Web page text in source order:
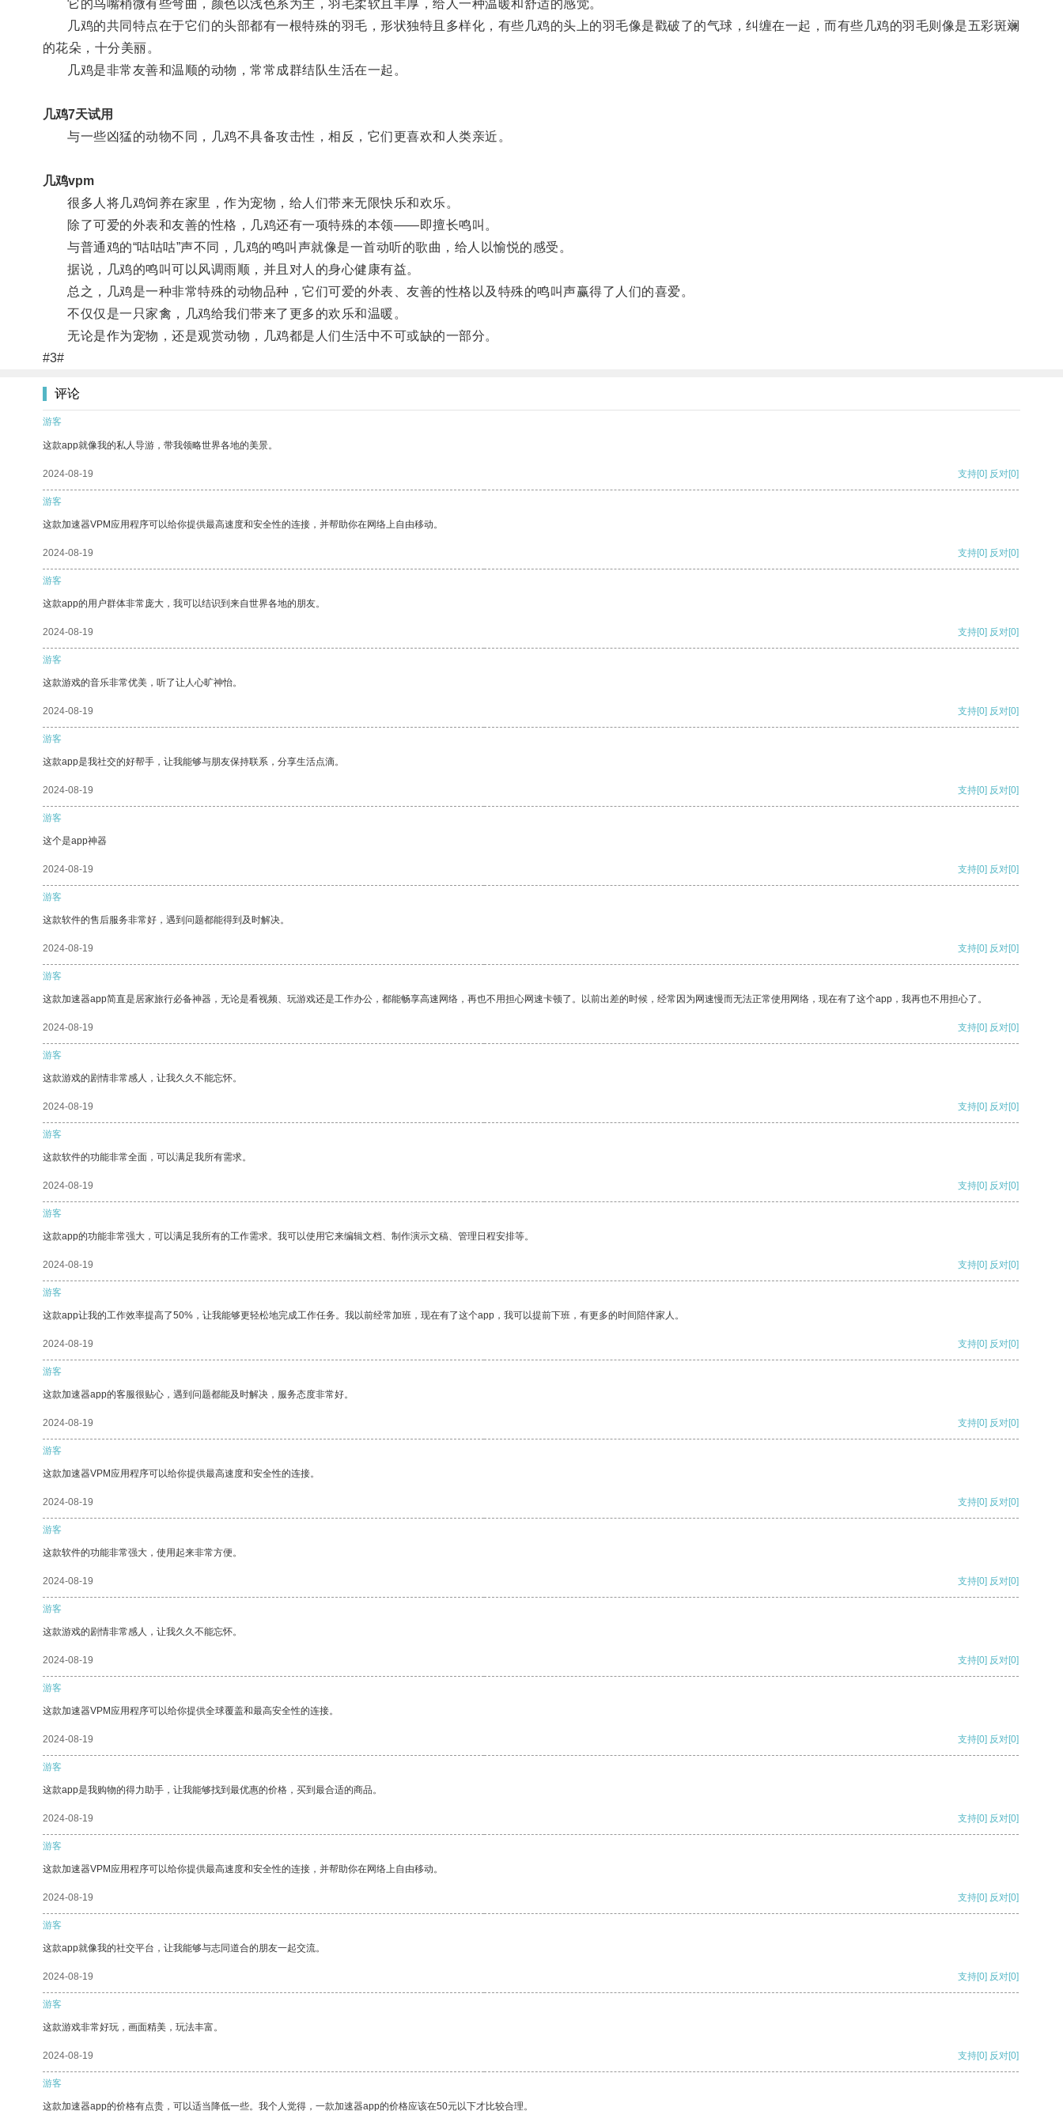
它的鸟嘴稍微有些弯曲，颜色以浅色系为主，羽毛柔软且丰厚，给人一种温暖和舒适的感觉。
几鸡的共同特点在于它们的头部都有一根特殊的羽毛，形状独特且多样化，有些几鸡的头上的羽毛像是戳破了的气球，纠缠在一起，而有些几鸡的羽毛则像是五彩斑斓
的花朵，十分美丽。
几鸡是非常友善和温顺的动物，常常成群结队生活在一起。
几鸡7天试用
与一些凶猛的动物不同，几鸡不具备攻击性，相反，它们更喜欢和人类亲近。
几鸡vpm
很多人将几鸡饲养在家里，作为宠物，给人们带来无限快乐和欢乐。
除了可爱的外表和友善的性格，几鸡还有一项特殊的本领——即擅长鸣叫。
与普通鸡的“咕咕咕”声不同，几鸡的鸣叫声就像是一首动听的歌曲，给人以愉悦的感受。
据说，几鸡的鸣叫可以风调雨顺，并且对人的身心健康有益。
总之，几鸡是一种非常特殊的动物品种，它们可爱的外表、友善的性格以及特殊的鸣叫声赢得了人们的喜爱。
不仅仅是一只家禽，几鸡给我们带来了更多的欢乐和温暖。
无论是作为宠物，还是观赏动物，几鸡都是人们生活中不可或缺的一部分。
#3#
评论
游客
这款app就像我的私人导游，带我领略世界各地的美景。
2024-08-19 支持[0] 反对[0]
游客
这款加速器VPM应用程序可以给你提供最高速度和安全性的连接，并帮助你在网络上自由移动。
2024-08-19 支持[0] 反对[0]
游客
这款app的用户群体非常庞大，我可以结识到来自世界各地的朋友。
2024-08-19 支持[0] 反对[0]
游客
这款游戏的音乐非常优美，听了让人心旷神怡。
2024-08-19 支持[0] 反对[0]
游客
这款app是我社交的好帮手，让我能够与朋友保持联系，分享生活点滴。
2024-08-19 支持[0] 反对[0]
游客
这个是app神器
2024-08-19 支持[0] 反对[0]
游客
这款软件的售后服务非常好，遇到问题都能得到及时解决。
2024-08-19 支持[0] 反对[0]
游客
这款加速器app简直是居家旅行必备神器，无论是看视频、玩游戏还是工作办公，都能畅享高速网络，再也不用担心网速卡顿了。以前出差的时候，经常因为网速慢而无法正常使用网络，现在有了这个app，我再也不用担心了。
2024-08-19 支持[0] 反对[0]
游客
这款游戏的剧情非常感人，让我久久不能忘怀。
2024-08-19 支持[0] 反对[0]
游客
这款软件的功能非常全面，可以满足我所有需求。
2024-08-19 支持[0] 反对[0]
游客
这款app的功能非常强大，可以满足我所有的工作需求。我可以使用它来编辑文档、制作演示文稿、管理日程安排等。
2024-08-19 支持[0] 反对[0]
游客
这款app让我的工作效率提高了50%，让我能够更轻松地完成工作任务。我以前经常加班，现在有了这个app，我可以提前下班，有更多的时间陪伴家人。
2024-08-19 支持[0] 反对[0]
游客
这款加速器app的客服很贴心，遇到问题都能及时解决，服务态度非常好。
2024-08-19 支持[0] 反对[0]
游客
这款加速器VPM应用程序可以给你提供最高速度和安全性的连接。
2024-08-19 支持[0] 反对[0]
游客
这款软件的功能非常强大，使用起来非常方便。
2024-08-19 支持[0] 反对[0]
游客
这款游戏的剧情非常感人，让我久久不能忘怀。
2024-08-19 支持[0] 反对[0]
游客
这款加速器VPM应用程序可以给你提供全球覆盖和最高安全性的连接。
2024-08-19 支持[0] 反对[0]
游客
这款app是我购物的得力助手，让我能够找到最优惠的价格，买到最合适的商品。
2024-08-19 支持[0] 反对[0]
游客
这款加速器VPM应用程序可以给你提供最高速度和安全性的连接，并帮助你在网络上自由移动。
2024-08-19 支持[0] 反对[0]
游客
这款app就像我的社交平台，让我能够与志同道合的朋友一起交流。
2024-08-19 支持[0] 反对[0]
游客
这款游戏非常好玩，画面精美，玩法丰富。
2024-08-19 支持[0] 反对[0]
游客
这款加速器app的价格有点贵，可以适当降低一些。我个人觉得，一款加速器app的价格应该在50元以下才比较合理。